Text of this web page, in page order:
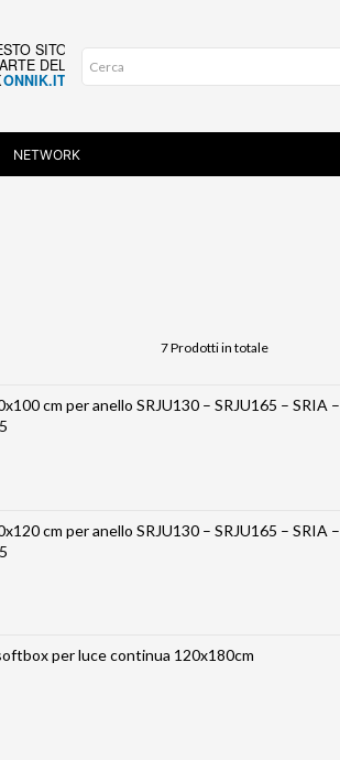
NETWORK
7 Prodotti in totale
cm per anello SRJU130 – SRJU165 – SRIA –
cm per anello SRJU130 – SRJU165 – SRIA –
per luce continua 120x180cm